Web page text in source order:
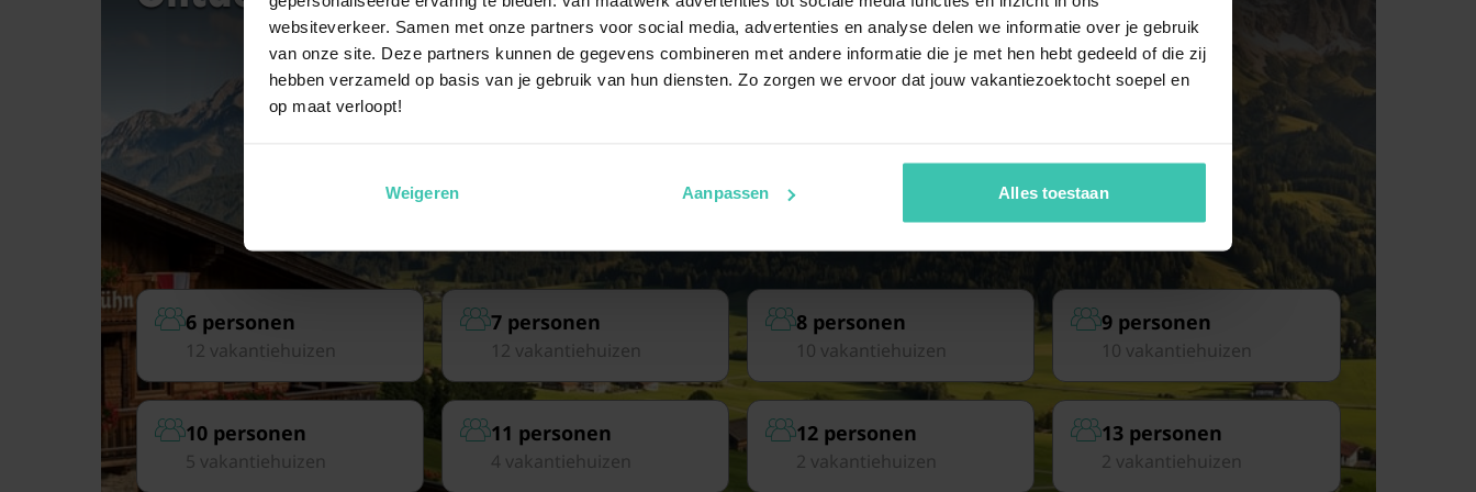
websiteverkeer. Samen met onze partners voor social media, advertenties en analyse delen we informatie over je gebruik
van onze site. Deze partners kunnen de gegevens combineren met andere informatie die je met hen hebt gedeeld of die zij
hebben verzameld op basis van je gebruik van hun diensten. Zo zorgen we ervoor dat jouw vakantiezoektocht soepel en
op maat verloopt!
Weigeren Aanpassen Alles toestaan
6 personen
12 vakantiehuizen
7 personen
12 vakantiehuizen
8 personen
10 vakantiehuizen
9 personen
10 vakantiehuizen
10 personen
5 vakantiehuizen
11 personen
4 vakantiehuizen
12 personen
2 vakantiehuizen
13 personen
2 vakantiehuizen